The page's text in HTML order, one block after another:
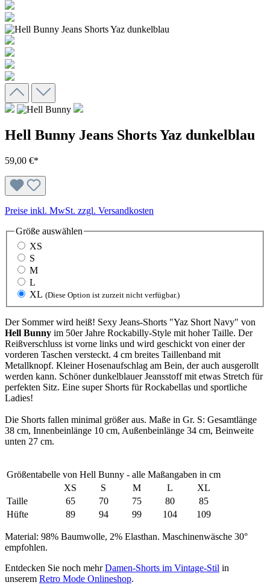
Hell Bunny Jeans Shorts Yaz dunkelblau
59,00 €*
Preise inkl. MwSt. zzgl. Versandkosten
Größe auswählen
XS
S
M
L
XL (Diese Option ist zurzeit nicht verfügbar.)
Der Sommer wird heiß! Sexy Jeans-Shorts "Yaz Short Navy" von
Hell Bunny im 50er Jahre Rockabilly-Style mit hoher Taille. Der
Reißverschluss ist vorne links und wird geschickt von einer der
vorderen Taschen versteckt. 4 cm breites Taillenband mit
Metallknopf. Kleiner Hosenaufschlag am Bein, der auch ausgerollt
werden kann. Schöner dunkelblauer Jeansstoff mit etwas Stretch für
perfekten Sitz. Eine super Shorts für Rockabellas und sportliche
Ladies!
Die Shorts fallen minimal größer aus. Maße in Gr. S: Gesamtlänge
38 cm, Innenbeinlänge 10 cm, Außenbeinlänge 34 cm, Beinweite
unten 27 cm.
Größentabelle von Hell Bunny - alle Maßangaben in cm
XS
S M L
XL
Taille
65 70 75 80
85
Hüfte
89 94 99 104 109
Material: 98% Baumwolle, 2% Elasthan. Maschinenwäsche 30°
empfohlen.
Entdecken Sie noch mehrDamen-Shorts im Vintage-Stil in
unserem Retro Mode Onlineshop.